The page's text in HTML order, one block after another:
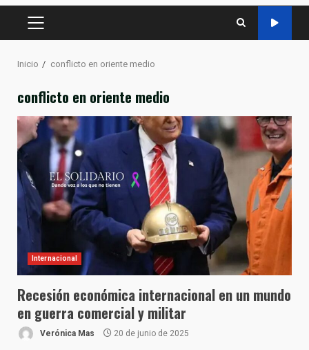
MENÚ
Inicio conflicto en oriente medio
conflicto en oriente medio
Internacional
Recesión económica internacional en un mundo
en guerra comercial y militar
Verónica Mas 20 de junio de 2025